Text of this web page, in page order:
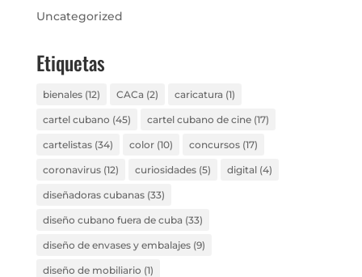
Uncategorized
Etiquetas
bienales(12) CACa (2) caricatura (1)
cartel cubano (45) cartel cubano de cine(17)
cartelistas(34) color(10) concursos(17)
coronavirus(12) curiosidades(5) digital(4)
diseñadoras cubanas(33)
diseño cubano fuera de cuba (33)
diseño de envases y embalajes(9)
diseño de mobiliario (1)